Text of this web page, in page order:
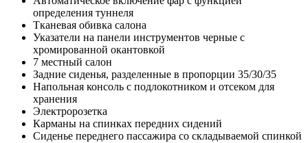
определения туннеля
Тканевая обивка салона
Указатели на панели инструментов черные с
хромированной окантовкой
7 местный салон
Задние сиденья, разделенные в пропорции 35/30/35
Напольная консоль с подлокотником и отсеком для
хранения
Электророзетка
Карманы на спинках передних сидений
Сиденье переднего пассажира со складываемой спинкой